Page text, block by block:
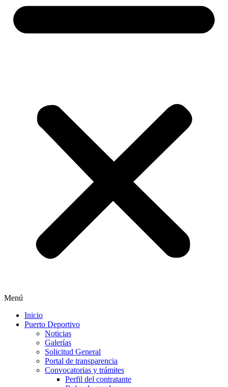
Menú
Inicio
Puerto Deportivo
Noticias
Galerías
Solicitud General
Portal de transparencia
Convocatorias y trámites
Perfil del contratante